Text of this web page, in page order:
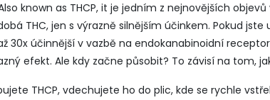
known as THCP, it je jedním z nejnovějších
THC, jen s výrazně silnějším účinkem. Pokud jste
30x účinnější v vazbě na endokanabinoidní
efekt. Ale kdy začne působit? To závisí na tom,
THCP, vdechujete ho do plic, kde se rychle